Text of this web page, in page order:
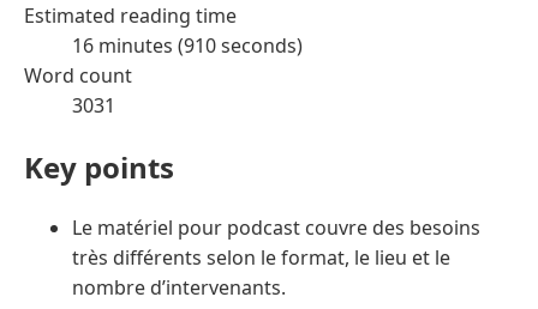
Estimated reading time
16 minutes (910 seconds)
Word count
3031
Key points
Le matériel pour podcast couvre des besoins
très différents selon le format, le lieu et le
nombre d’intervenants.